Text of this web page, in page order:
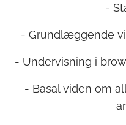
-
- Grundlæggende
- Undervisning i
- Basal viden om